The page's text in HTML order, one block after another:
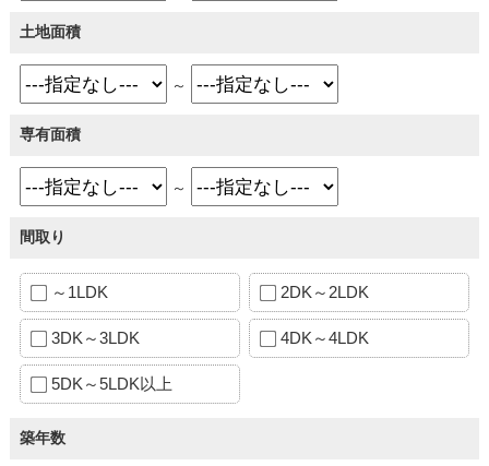
土地面積
～
専有面積
～
間取り
～1LDK 2DK～2LDK
3DK～3LDK 4DK～4LDK
5DK～5LDK以上
築年数